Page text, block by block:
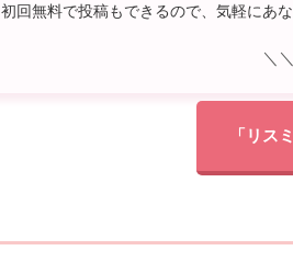
初回無料で投稿もできるので、気軽にあ
＼
「リス